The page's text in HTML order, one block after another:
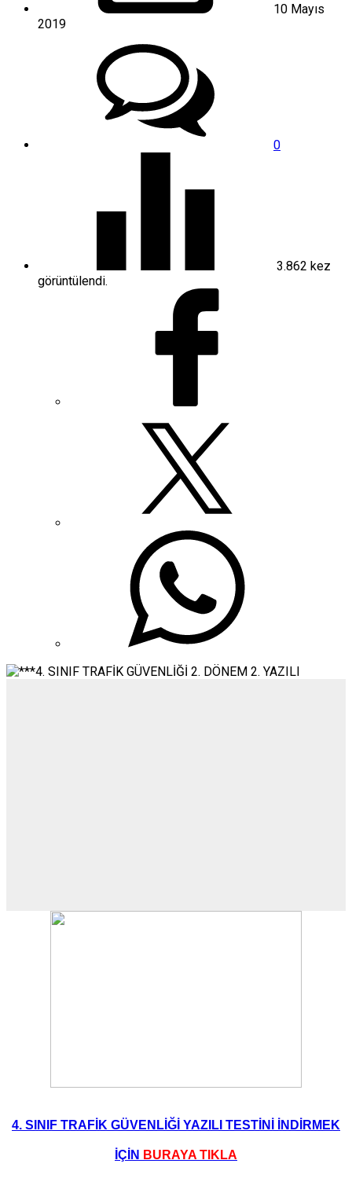
10 Mayıs
2019
0
3.862 kez
görüntülendi.
4. SINIF TRAFİK GÜVENLİĞİ YAZILI TESTİNİ İNDİRMEK
İÇİN BURAYA TIKLA